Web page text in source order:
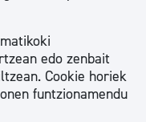
edo zenbait
Cookie horiek
funtzionamendu